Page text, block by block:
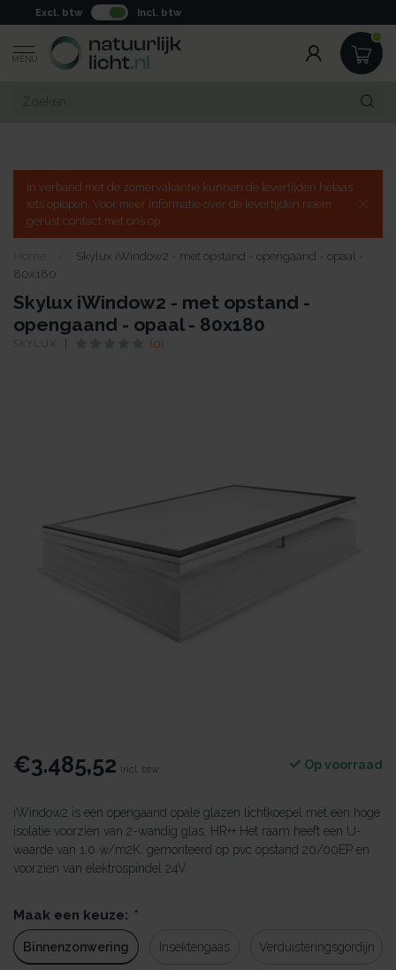
Excl. btw Incl. btw
MENU
In verband met de zomervakantie kunnen de levertijden helaas
iets oplopen. Voor meer informatie over de levertijden neem
gerust contact met ons op.
Home
Skylux iWindow2 - met opstand - opengaand - opaal -
80x180
Skylux iWindow2 - met opstand -
opengaand - opaal - 80x180
SKYLUX (0)
€3.485,52 Incl. btw Op voorraad
iWindow2 is een opengaand opale glazen lichtkoepel met een hoge
isolatie voorzien van 2-wandig glas. HR++ Het raam heeft een U-
waarde van 1.0 w/m2K. gemonteerd op pvc opstand 20/00EP en
voorzien van elektrospindel 24V.
Maak een keuze: *
Binnenzonwering Insektengaas Verduisteringsgordijn